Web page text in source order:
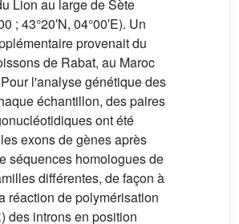
Lion au large de Sète
; 43°20′N, 04°00′E). Un
provenait du
de Rabat, au Maroc
l'analyse génétique des
échantillon, des paires
ont été
exons de gènes après
séquences homologues de
différentes, de façon à
réaction de polymérisation
des introns en position